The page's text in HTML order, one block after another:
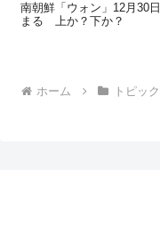
南朝鮮「ウォン」12月30
まる 上か？下か？
ホーム トピック